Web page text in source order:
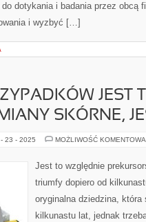
dotykania i badania przez obcą
i wyzbyć […]
JEST
SKÓRNE,
23 - 2025 MOŻLIWOŚĆ
Jest to względnie
triumfy dopiero od
oryginalna dziedzina,
kilkunastu lat, jednak